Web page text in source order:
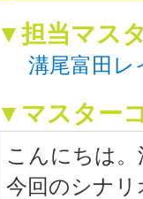
▼担当マス
溝尾富田レ
▼マスター
こんにちは
今回のシナリ